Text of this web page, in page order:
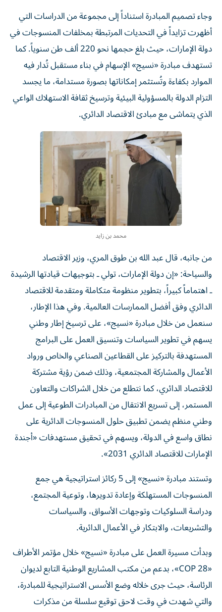
وجاء تصميم المبادرة استناداً إلى مجموعة من الدراسات التي
أظهرت تزايداً في التحديات المرتبطة بمخلفات المنسوجات في
دولة الإمارات، حيث بلغ حجمها نحو 220 ألف طن سنوياً. كما
تستهدف مبادرة «نسيج» الإسهام في بناء مستقبل تُدار فيه
الموارد بكفاءة وتُستثمر إمكاناتها بصورة مستدامة، ما يجسد
التزام الدولة بالمسؤولية البيئية وترسيخ ثقافة الاستهلاك الواعي
الذي يتماشى مع مبادئ الاقتصاد الدائري.
محمد بن زايد
من جانبه، قال عبد الله بن طوق المري، وزير الاقتصاد
والسياحة: «إن دولة الإمارات، تولي ـ بتوجيهات قيادتها الرشيدة
ـ اهتماماً كبيراً، بتطوير منظومة متكاملة ومتقدمة للاقتصاد
الدائري وفق أفضل الممارسات العالمية. وفي هذا الإطار،
سنعمل من خلال مبادرة «نسيج»، على ترسيخ إطار وطني
يسهم في تطوير السياسات وتنسيق العمل على البرامج
المستهدفة بالتركيز على القطاعين الصناعي والخاص ورواد
الأعمال والمشاركة المجتمعية، وذلك ضمن رؤية مشتركة
للاقتصاد الدائري، كما نتطلع من خلال الشراكات والتعاون
المستمر، إلى تسريع الانتقال من المبادرات الطوعية إلى عمل
وطني منظم يضمن تطبيق حلول المنسوجات الدائرية على
نطاق واسع في الدولة، ويسهم في تحقيق مستهدفات «أجندة
الإمارات للاقتصاد الدائري 2031».
وتستند مبادرة «نسيج» إلى 5 ركائز استراتيجية هي جمع
المنسوجات المستهلكة وإعادة تدويرها، وتوعية المجتمع،
ودراسة السلوكيات وتوجهات الأسواق، والسياسات
والتشريعات، والابتكار في الأعمال الدائرية.
وبدأت مسيرة العمل على مبادرة «نسيج» خلال مؤتمر الأطراف
«COP 28»، بدعم من مكتب المشاريع الوطنية التابع لديوان
الرئاسة، حيث جرى خلاله وضع الأسس الاستراتيجية للمبادرة،
والتي شهدت في وقت لاحق توقيع سلسلة من مذكرات